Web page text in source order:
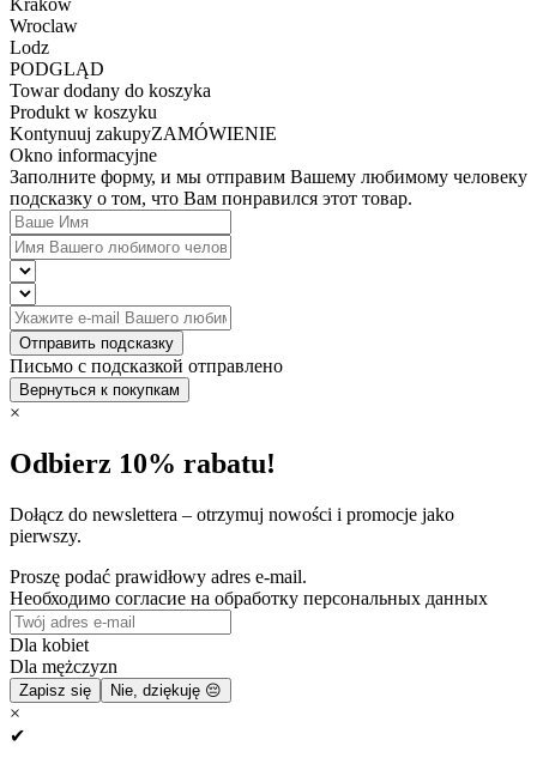
Wroclaw
Lodz
PODGLĄD
Towar dodany do koszyka
Produkt w koszyku
Kontynuuj zakupyZAMÓWIENIE
Okno informacyjne
Заполните форму, и мы отправим Вашему любимому человеку
подсказку о том, что Вам понравился этот товар.
Отправить подсказку
Письмо с подсказкой отправлено
Вернуться к покупкам
×
Odbierz 10% rabatu!
Dołącz do newslettera – otrzymuj nowości i promocje jako
pierwszy.
Proszę podać prawidłowy adres e-mail.
Необходимо согласие на обработку персональных данных
Dla kobiet
Dla mężczyzn
Zapisz się Nie, dziękuję 😔
×
✔